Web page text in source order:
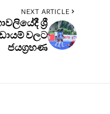
NEXT ARTICLE
ශ්‍රී
වලට
ජයග්‍රහණ